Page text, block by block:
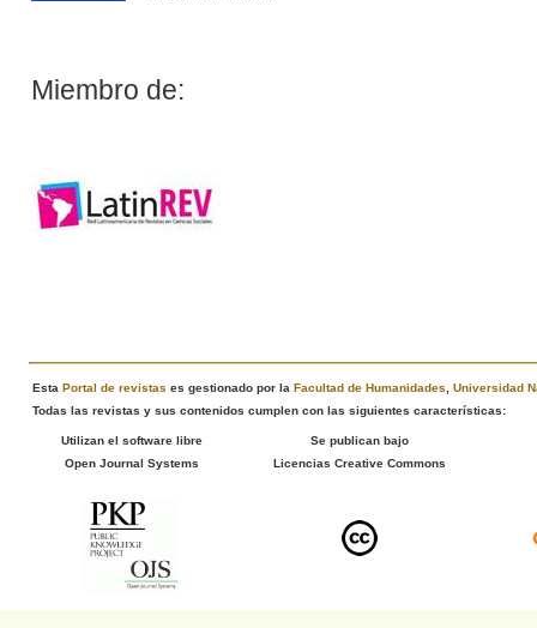
Miembro de:
Esta Portal de revistas es gestionado por la Facultad de Humanidades
Universidad
Todas las revistas y sus contenidos cumplen con las siguientes características:
Utilizan el software libre
Open Journal Systems
Se publican bajo
Licencias Creative Commons